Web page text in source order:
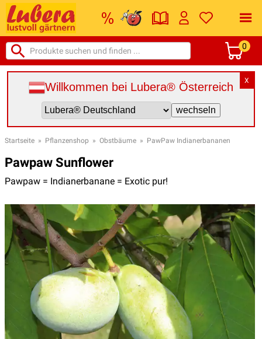
0
X
Willkommen bei Lubera® Österreich
Startseite » Pflanzenshop » Obstbäume » PawPaw Indianerbananen
Pawpaw Sunflower
Pawpaw = Indianerbanane = Exotic pur!